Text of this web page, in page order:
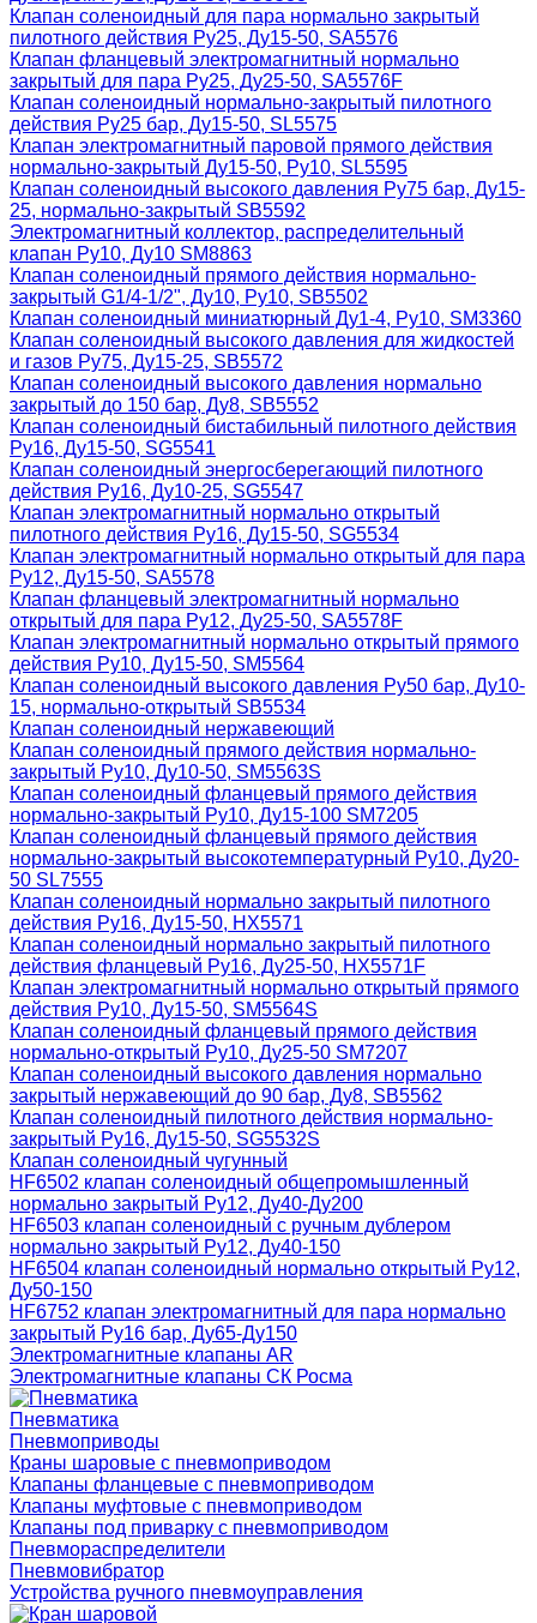
Клапан соленоидный для пара нормально закрытый
пилотного действия Ру25, Ду15-50, SA5576
Клапан фланцевый электромагнитный нормально
закрытый для пара Ру25, Ду25-50, SA5576F
Клапан соленоидный нормально-закрытый пилотного
действия Ру25 бар, Ду15-50, SL5575
Клапан электромагнитный паровой прямого действия
нормально-закрытый Ду15-50, Ру10, SL5595
Клапан соленоидный высокого давления Ру75 бар, Ду15-
25, нормально-закрытый SB5592
Электромагнитный коллектор, распределительный
клапан Ру10, Ду10 SM8863
Клапан соленоидный прямого действия нормально-
закрытый G1/4-1/2", Ду10, Ру10, SB5502
Клапан соленоидный миниатюрный Ду1-4, Ру10, SM3360
Клапан соленоидный высокого давления для жидкостей
и газов Ру75, Ду15-25, SB5572
Клапан соленоидный высокого давления нормально
закрытый до 150 бар, Ду8, SB5552
Клапан соленоидный бистабильный пилотного действия
Ру16, Ду15-50, SG5541
Клапан соленоидный энергосберегающий пилотного
действия Ру16, Ду10-25, SG5547
Клапан электромагнитный нормально открытый
пилотного действия Ру16, Ду15-50, SG5534
Клапан электромагнитный нормально открытый для пара
Ру12, Ду15-50, SA5578
Клапан фланцевый электромагнитный нормально
открытый для пара Ру12, Ду25-50, SA5578F
Клапан электромагнитный нормально открытый прямого
действия Ру10, Ду15-50, SM5564
Клапан соленоидный высокого давления Ру50 бар, Ду10-
15, нормально-открытый SB5534
Клапан соленоидный нержавеющий
Клапан соленоидный прямого действия нормально-
закрытый Ру10, Ду10-50, SM5563S
Клапан соленоидный фланцевый прямого действия
нормально-закрытый Ру10, Ду15-100 SM7205
Клапан соленоидный фланцевый прямого действия
нормально-закрытый высокотемпературный Ру10, Ду20-
50 SL7555
Клапан соленоидный нормально закрытый пилотного
действия Ру16, Ду15-50, HX5571
Клапан соленоидный нормально закрытый пилотного
действия фланцевый Ру16, Ду25-50, HX5571F
Клапан электромагнитный нормально открытый прямого
действия Ру10, Ду15-50, SM5564S
Клапан соленоидный фланцевый прямого действия
нормально-открытый Ру10, Ду25-50 SM7207
Клапан соленоидный высокого давления нормально
закрытый нержавеющий до 90 бар, Ду8, SB5562
Клапан соленоидный пилотного действия нормально-
закрытый Ру16, Ду15-50, SG5532S
Клапан соленоидный чугунный
HF6502 клапан соленоидный общепромышленный
нормально закрытый Ру12, Ду40-Ду200
HF6503 клапан соленоидный с ручным дублером
нормально закрытый Ру12, Ду40-150
HF6504 клапан соленоидный нормально открытый Ру12,
Ду50-150
HF6752 клапан электромагнитный для пара нормально
закрытый Ру16 бар, Ду65-Ду150
Электромагнитные клапаны AR
Электромагнитные клапаны СК Росма
Пневматика
Пневмоприводы
Краны шаровые с пневмоприводом
Клапаны фланцевые с пневмоприводом
Клапаны муфтовые с пневмоприводом
Клапаны под приварку с пневмоприводом
Пневмораспределители
Пневмовибратор
Устройства ручного пневмоуправления